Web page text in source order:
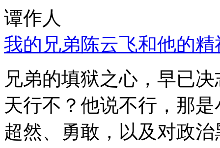
谭作人
我的兄弟陈云飞和他的
兄弟的填狱之心，早已
天行不？他说不行，那
超然、勇敢，以及对政